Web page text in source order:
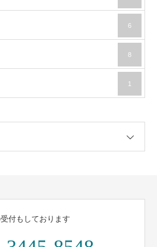
6
8
1
付もしております